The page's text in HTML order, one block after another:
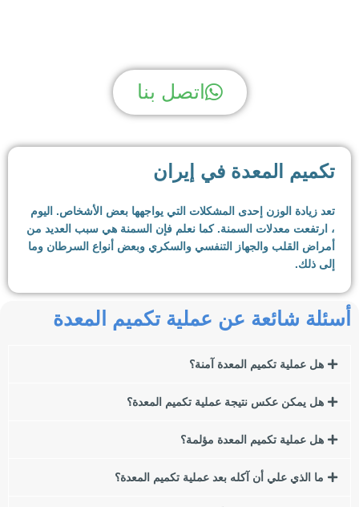
اتصل بنا
تكميم المعدة في إيران
تعد زيادة الوزن إحدى المشكلات التي يواجهها بعض الأشخاص. اليوم
، ارتفعت معدلات السمنة. كما نعلم فإن السمنة هي سبب العديد من
أمراض القلب والجهاز التنفسي والسكري وبعض أنواع السرطان وما
إلى ذلك.
الناس. الأشخاص الذين يعانون من زيادة الوزن أو السمنة يصبحون
السمنة لها العديد من العوامل والأسباب ، من الاستهلاك المفرط
من الأشخاص الذين يعانون من زيادة الوزن أو السمنة عن طرق
وهي جراحة المجازة المعدية لفقدان الوزن. في هذه المقالة سوف
أسئلة شائعة عن عملية تكميم المعدة
هل عملية تكميم المعدة آمنة؟
هل يمكن عكس نتيجة عملية تكميم المعدة؟
هل عملية تكميم المعدة مؤلمة؟
ما الذي علي أن آكله بعد عملية تكميم المعدة؟